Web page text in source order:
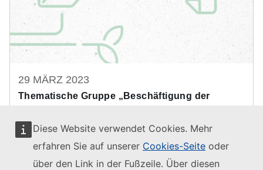
Diese Website verwendet Cookies. Mehr
erfahren Sie auf unserer Cookies-Seite oder
über den Link in der Fußzeile. Über diesen
29 MÄRZ 2023
Thematische Gruppe „Beschäftigung der
Die Identifizierung von Schlüsselfaktoren für die Schaffung von
Beschäftigungsmöglichkeiten für die jüngere Generation in den
ländlichen Gebieten Europas war ein wichtiges Ergebnis der ersten
Sitzung unserer Thematischen Gruppe zur Beschäftigung der Jugend